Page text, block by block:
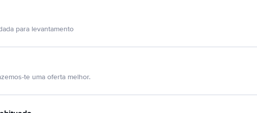
para levantamento
te uma oferta melhor.